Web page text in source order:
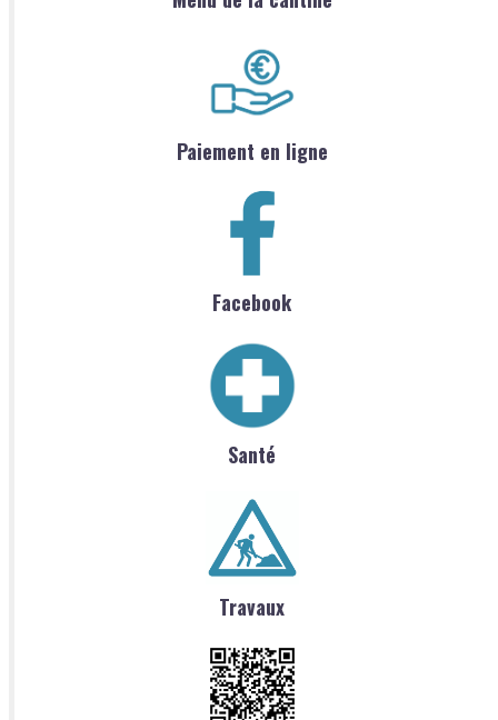
Paiement en ligne
Facebook
Santé
Travaux